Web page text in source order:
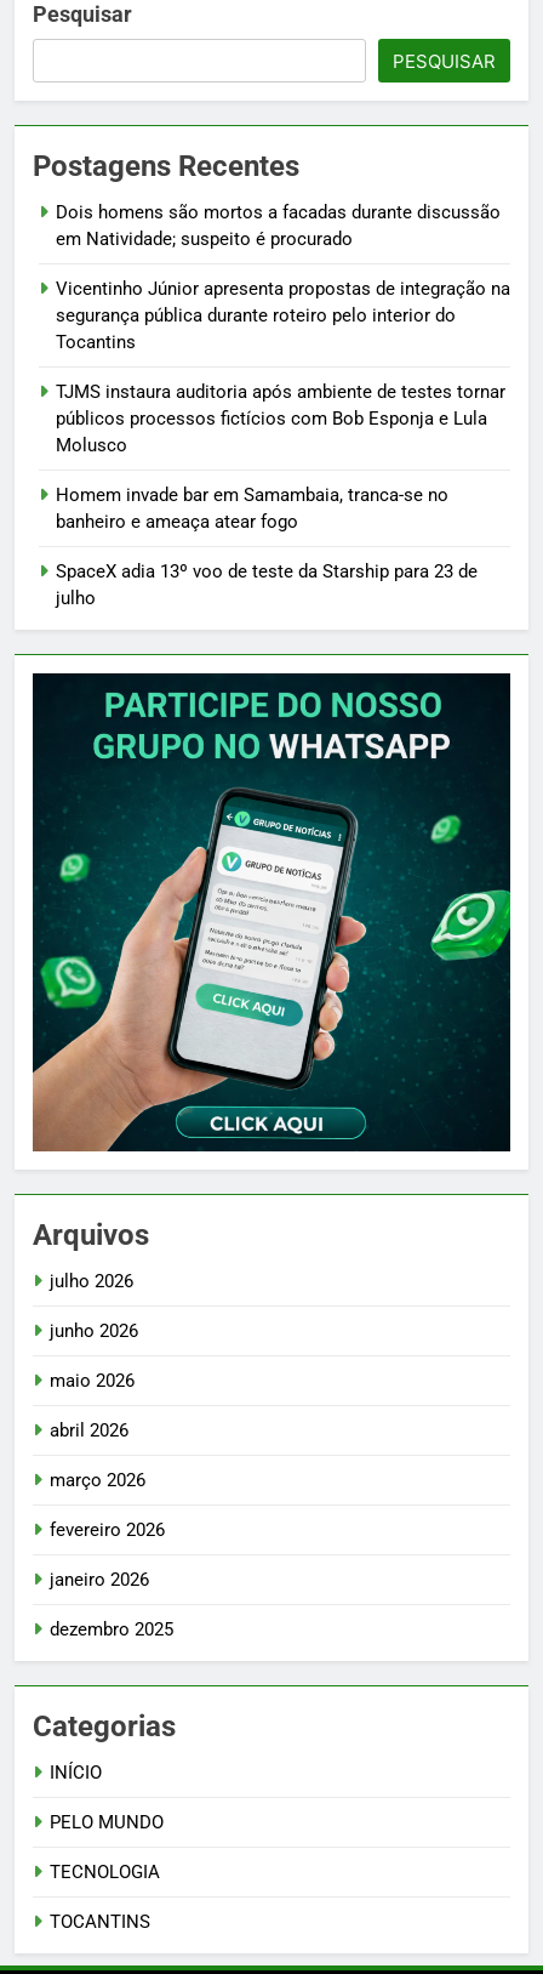
Pesquisar
PESQUISAR
Postagens Recentes
Dois homens são mortos a facadas durante discussão
em Natividade; suspeito é procurado
Vicentinho Júnior apresenta propostas de integração na
segurança pública durante roteiro pelo interior do
Tocantins
TJMS instaura auditoria após ambiente de testes tornar
públicos processos fictícios com Bob Esponja e Lula
Molusco
Homem invade bar em Samambaia, tranca-se no
banheiro e ameaça atear fogo
SpaceX adia 13º voo de teste da Starship para 23 de
julho
Arquivos
julho 2026
junho 2026
maio 2026
abril 2026
março 2026
fevereiro 2026
janeiro 2026
dezembro 2025
Categorias
INÍCIO
PELO MUNDO
TECNOLOGIA
TOCANTINS